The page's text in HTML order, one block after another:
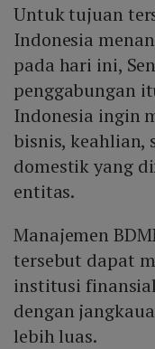
Untuk tujuan
Indonesia
pada hari ini,
penggabungan
Indonesia ingin
bisnis, keahlian,
domestik yang
entitas.
Manajemen
tersebut dapat
institusi
dengan
lebih luas.